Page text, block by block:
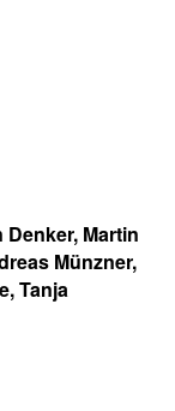
Martin
Münzner,
Tanja